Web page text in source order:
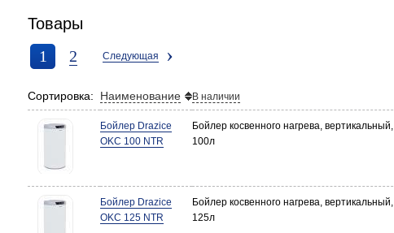
Товары
1
2 Следующая ›
Сортировка: Наименование В наличии
Бойлер Drazice
OKC 100 NTR
Бойлер косвенного нагрева, вертикальный,
100л
Бойлер Drazice
OKC 125 NTR
Бойлер косвенного нагрева, вертикальный,
125л